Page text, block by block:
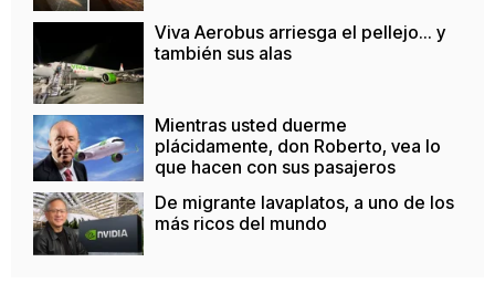
Viva Aerobus arriesga el pellejo... y
también sus alas
Mientras usted duerme
plácidamente, don Roberto, vea lo
que hacen con sus pasajeros
De migrante lavaplatos, a uno de los
más ricos del mundo